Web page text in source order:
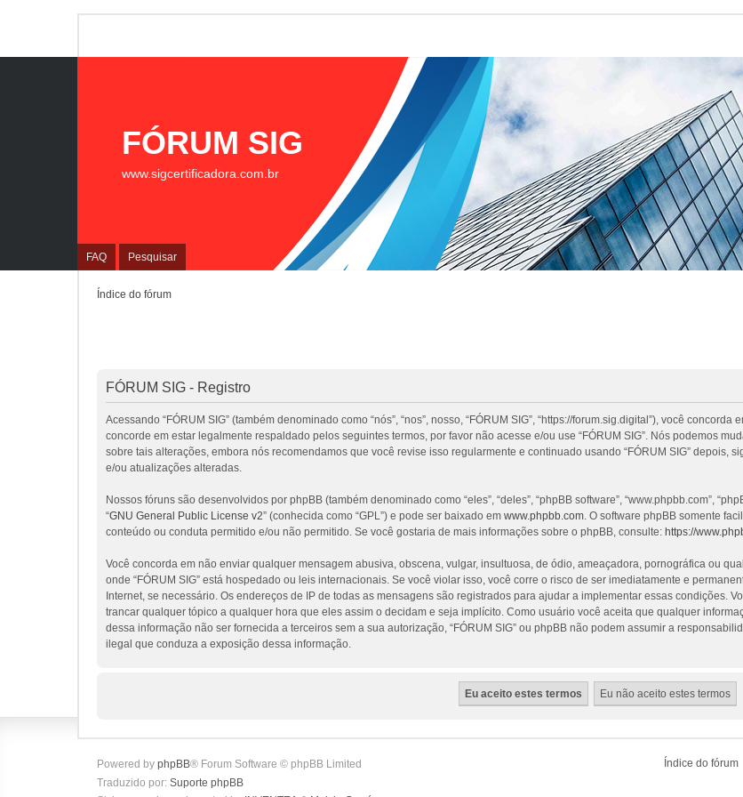
FAQ Pesquisar
FÓRUM SIG
www.sigcertificadora.com.br
Índice do fórum
FÓRUM SIG - Registro
Acessando “FÓRUM SIG” (também denominado como “nós”, “nos”, nosso, “FÓRUM SIG”, “https://forum.sig.digital”), você
concorde em estar legalmente respaldado pelos seguintes termos, por favor não acesse e/ou use “FÓRUM SIG”. Nós podemos
sobre tais alterações, embora nós recomendamos que você revise isso regularmente e continuado usando “FÓRUM SIG” depois,
e/ou atualizações alteradas.
Nossos fóruns são desenvolvidos por phpBB (também denominado como “eles”, “deles”, “phpBB software”, “www.phpbb.com”,
“GNU General Public License v2” (conhecida como “GPL”) e pode ser baixado em www.phpbb.com. O software phpBB somente
conteúdo ou conduta permitido e/ou não permitido. Se você gostaria de mais informações sobre o phpBB, consulte: https://
Você concorda em não enviar qualquer mensagem abusiva, obscena, vulgar, insultuosa, de ódio, ameaçadora, pornográfica ou
onde “FÓRUM SIG” está hospedado ou leis internacionais. Se você violar isso, você corre o risco de ser imediatamente e
Internet, se necessário. Os endereços de IP de todas as mensagens são registrados para ajudar a implementar essas condições.
trancar qualquer tópico a qualquer hora que eles assim o decidam e seja implícito. Como usuário você aceita que qualquer
dessa informação não ser fornecida a terceiros sem a sua autorização, “FÓRUM SIG” ou phpBB não podem assumir a
ilegal que conduza a exposição dessa informação.
Índice do fórum
Powered by phpBB® Forum Software © phpBB Limited
Traduzido por: Suporte phpBB